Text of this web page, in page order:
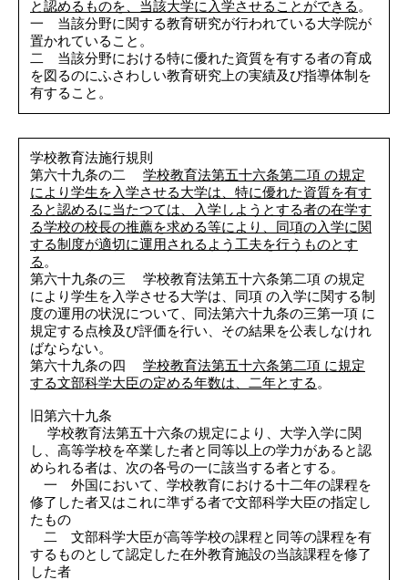
と認めるものを、当該大学に入学させることができる 。
一 当該分野に関する教育研究が行われている大学院が
置かれていること。
二 当該分野における特に優れた資質を有する者の育成
を図るのにふさわしい教育研究上の実績及び指導体制を
有すること。
学校教育法施行規則
第六十九条の二 学校教育法第五十六条第二項 の規定
により学生を入学させる大学は、特に優れた資質を有す
ると認めるに当たつては、入学しようとする者の在学す
る学校の校長の推薦を求める等により、同項の入学に関
する制度が適切に運用されるよう工夫を行うものとす
る 。
第六十九条の三 学校教育法第五十六条第二項 の規定
により学生を入学させる大学は、同項 の入学に関する制
度の運用の状況について、同法第六十九条の三第一項 に
規定する点検及び評価を行い、その結果を公表しなけれ
ばならない。
第六十九条の四 学校教育法第五十六条第二項 に規定
する文部科学大臣の定める年数は、二年とする 。
旧第六十九条
学校教育法第五十六条の規定により、大学入学に関
し、高等学校を卒業した者と同等以上の学力があると認
められる者は、次の各号の一に該当する者とする。
一 外国において、学校教育における十二年の課程を
修了した者又はこれに準ずる者で文部科学大臣の指定し
たもの
二 文部科学大臣が高等学校の課程と同等の課程を有
するものとして認定した在外教育施設の当該課程を修了
した者